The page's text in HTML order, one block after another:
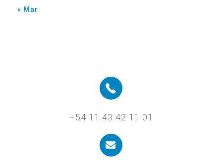
« Mar
+54 11 43 42 11 01